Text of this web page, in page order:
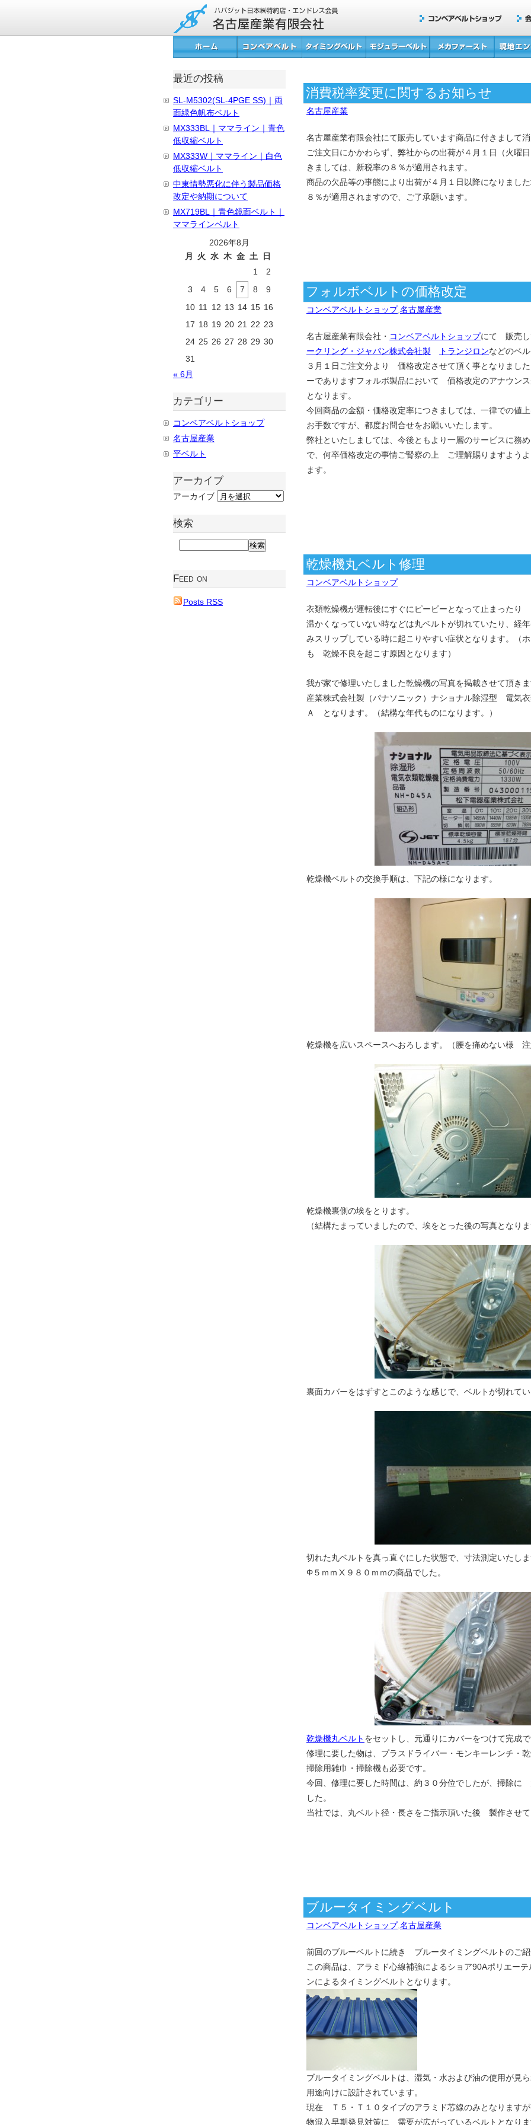
消費税率変更に関するお知らせ
名古屋産業
名古屋産業有限会社にて販売しています商品に付きまして
ご注文日にかかわらず、弊社からの出荷が４月１日（火曜
きましては、新税率の８％が適用されます。
商品の欠品等の事態により出荷が４月１日以降になりまし
８％が適用されますので、ご了承願います。
フォルボベルトの価格改定
コンベアベルトショップ,名古屋産業
名古屋産業有限会社・ コンベアベルトショップにて 販売し
ークリング・ジャパン株式会社製
トランジロンなどのベ
３月１日ご注文分より 価格改定させて頂く事となりまし
ーでありますフォルボ製品において 価格改定のアナウン
となります。
今回商品の金額・価格改定率につきましては、一律での値
お手数ですが、都度お問合せをお願いいたします。
弊社といたしましては、今後ともより一層のサービスに務
で、何卒価格改定の事情ご腎察の上 ご理解賜りますよう
ます。
乾燥機丸ベルト修理
コンベアベルトショップ
衣類乾燥機が運転後にすぐにピーピーとなって止まったり
温かくなっていない時などは丸ベルトが切れていたり、経
みスリップしている時に起こりやすい症状となります。（
も 乾燥不良を起こす原因となります）
我が家で修理いたしました乾燥機の写真を掲載させて頂き
産業株式会社製（パナソニック）ナショナル除湿型 電気
Ａ となります。（結構な年代ものになります。）
乾燥機ベルトの交換手順は、下記の様になります。
乾燥機を広いスペースへおろします。（腰を痛めない様
乾燥機裏側の埃をとります。
（結構たまっていましたので、埃をとった後の写真となり
裏面カバーをはずすとこのような感じで、ベルトが切れて
切れた丸ベルトを真っ直ぐにした状態で、寸法測定いたし
Φ５ｍｍⅩ９８０ｍｍの商品でした。
乾燥機丸ベルト をセットし、元通りにカバーをつけて完成
修理に要した物は、プラスドライバー・モンキーレンチ・
掃除用雑巾・掃除機も必要です。
今回、修理に要した時間は、約３０分位でしたが、掃除に
した。
当社では、丸ベルト径・長さをご指示頂いた後 製作させ
ブルータイミングベルト
コンベアベルトショップ,名古屋産業
前回のブルーベルトに続き ブルータイミングベルトのご
この商品は、アラミド心線補強によるショア90Aポリエー
ンによるタイミングベルトとなります。
ブルータイミングベルトは、湿気・水および油の使用が見
用途向けに設計されています。
現在 Ｔ５・Ｔ１０タイプのアラミド芯線のみとなります
物混入早期発見対策に 需要が広がっているベルトとなり
最近の投稿
SL-M5302(SL-4PGE SS)｜両
面緑色帆布ベルト
MX333BL｜ママライン｜青色
低収縮ベルト
MX333W｜ママライン｜白色
低収縮ベルト
中東情勢悪化に伴う製品価格
改定や納期について
MX719BL｜青色鏡面ベルト｜
ママラインベルト
2026年8月
月
火 水 木 金 土
日
1
2
3
4 5 6 7 8
9
10 11 12 13 14 15 16
17 18 19 20 21 22 23
24 25 26 27 28 29 30
31
« 6月
カテゴリー
コンベアベルトショップ
名古屋産業
平ベルト
アーカイブ
アーカイブ
検索
Feed on
Posts RSS